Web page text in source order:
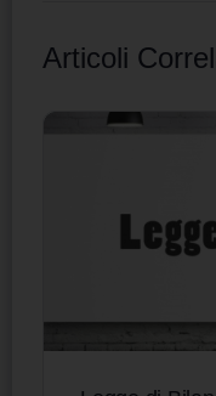
Articoli